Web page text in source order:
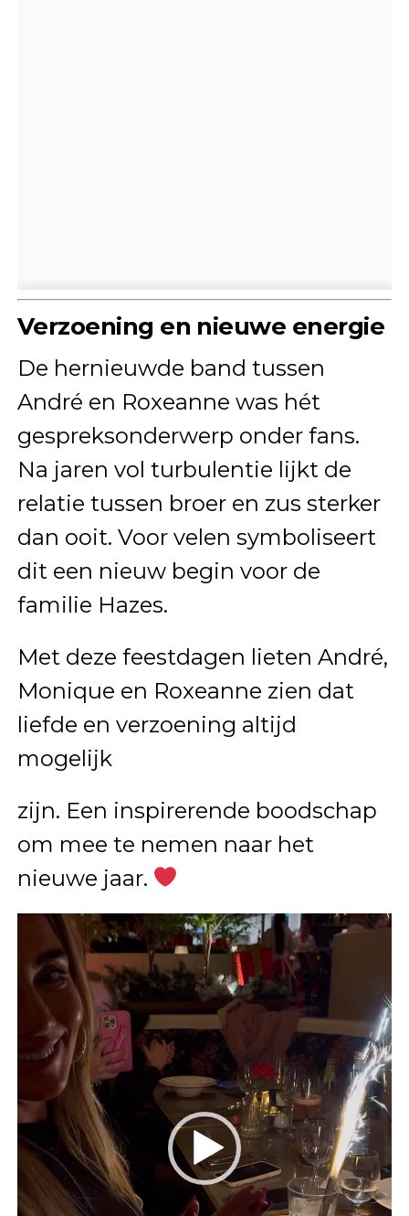
Verzoening en nieuwe energie
De hernieuwde band tussen
André en Roxeanne was hét
gespreksonderwerp onder fans.
Na jaren vol turbulentie lijkt de
relatie tussen broer en zus sterker
dan ooit. Voor velen symboliseert
dit een nieuw begin voor de
familie Hazes.
Met deze feestdagen lieten André,
Monique en Roxeanne zien dat
liefde en verzoening altijd
mogelijk
zijn. Een inspirerende boodschap
om mee te nemen naar het
nieuwe jaar.
Videospeler